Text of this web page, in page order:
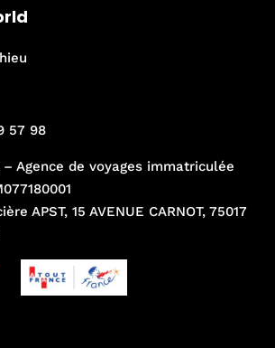
57 98
Agence de voyages immatriculée
APST, 15 AVENUE CARNOT, 75017